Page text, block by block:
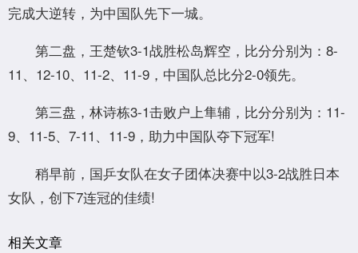
完成大逆转，为中国队先下一城。
第二盘，王楚钦3-1战胜松岛辉空，比分分别为：8-
11、12-10、11-2、11-9，中国队总比分2-0领先。
第三盘，林诗栋3-1击败户上隼辅，比分分别为：11-
9、11-5、7-11、11-9，助力中国队夺下冠军!
稍早前，国乒女队在女子团体决赛中以3-2战胜日本
女队，创下7连冠的佳绩!
相关文章